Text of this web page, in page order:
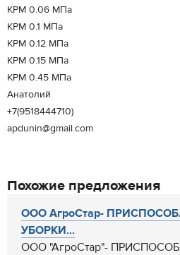
КРМ 0.06 МПа
КРМ 0.1 МПа
КРМ 0.12 МПа
КРМ 0.15 МПа
КРМ 0.45 МПа
Анатолий
+7(9518444710)
apdunin@gmail.com
Похожие предложения
ООО АгроСтар-
УБОРКИ...
ООО "АгроСтар"-